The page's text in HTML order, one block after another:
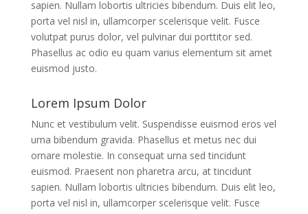
sapien. Nullam lobortis ultricies bibendum. Duis elit leo,
porta vel nisl in, ullamcorper scelerisque velit. Fusce
volutpat purus dolor, vel pulvinar dui porttitor sed.
Phasellus ac odio eu quam varius elementum sit amet
euismod justo.
Lorem Ipsum Dolor
Nunc et vestibulum velit. Suspendisse euismod eros vel
urna bibendum gravida. Phasellus et metus nec dui
ornare molestie. In consequat urna sed tincidunt
euismod. Praesent non pharetra arcu, at tincidunt
sapien. Nullam lobortis ultricies bibendum. Duis elit leo,
porta vel nisl in, ullamcorper scelerisque velit. Fusce